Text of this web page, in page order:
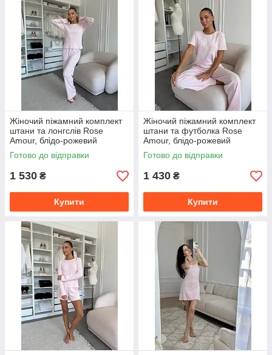
Жіночий піжамний комплект
штани та лонгслів Rose
Amour, блідо-рожевий
Готово до відправки
1 530 ₴
Купити
Жіночий піжамний комплект
штани та футболка Rose
Amour, блідо-рожевий
Готово до відправки
1 430 ₴
Купити